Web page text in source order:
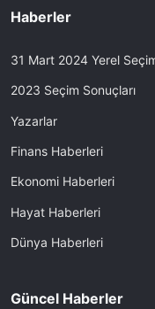
Haberler
31 Mart 2024 Yerel
2023 Seçim Sonuçları
Yazarlar
Finans Haberleri
Ekonomi Haberleri
Hayat Haberleri
Dünya Haberleri
Güncel Haberler